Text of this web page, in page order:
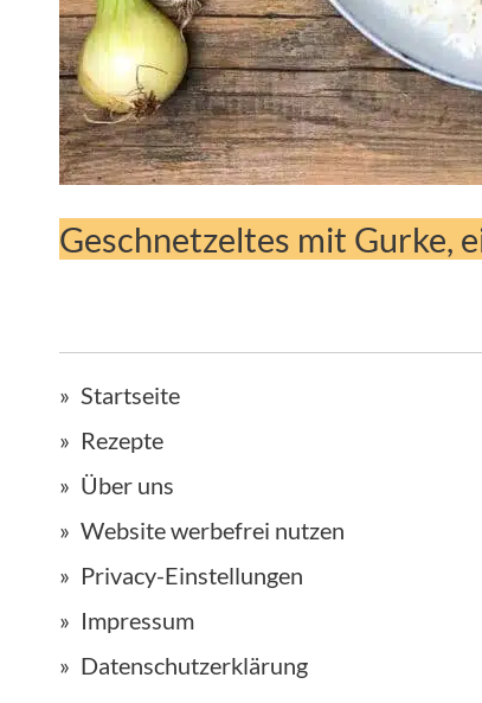
Geschnetzeltes mit Gurke,
Startseite
Rezepte
Über uns
Website werbefrei nutzen
Privacy-Einstellungen
Impressum
Datenschutzerklärung